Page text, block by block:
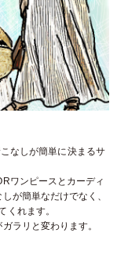
なしが簡単に決まるサ
ワンピースとカーディ
が簡単なだけでなく、
くれます。
ラリと変わります。